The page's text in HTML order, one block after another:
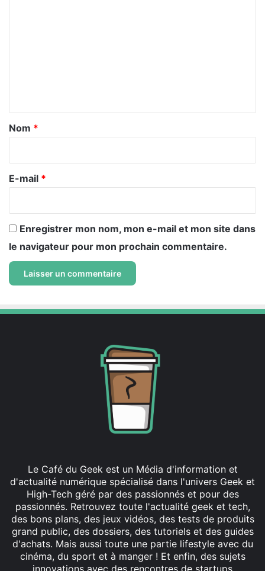
a
e
Nom *
E-mail *
Enregistrer mon nom, mon e-mail et mon site dans
le navigateur pour mon prochain commentaire.
Le Café du Geek est un Média d'information et
d'actualité numérique spécialisé dans l'univers Geek et
High-Tech géré par des passionnés et pour des
passionnés. Retrouvez toute l'actualité geek et tech,
des bons plans, des jeux vidéos, des tests de produits
grand public, des dossiers, des tutoriels et des guides
d'achats. Mais aussi toute une partie lifestyle avec du
cinéma, du sport et à manger ! Et enfin, des sujets
innovations avec des rencontres de startups